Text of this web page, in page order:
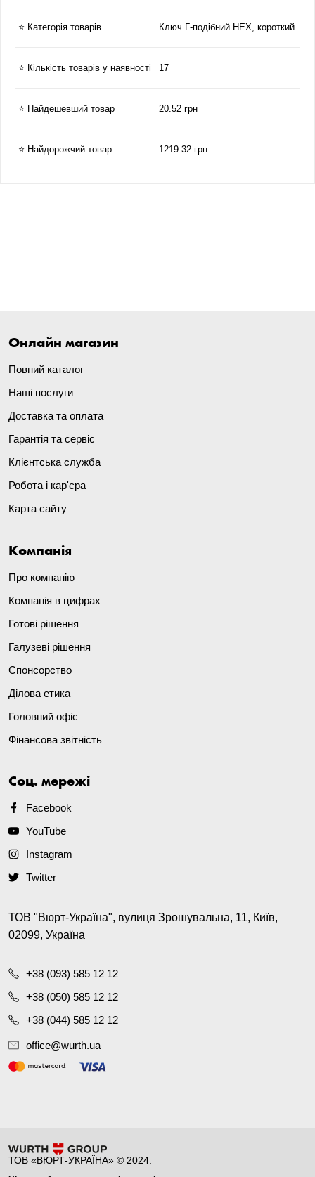
⭐ Категорія товарів Ключ Г-подібний HEX, короткий
⭐ Кількість товарів у наявності 17
⭐ Найдешевший товар 20.52 грн
⭐ Найдорожчий товар 1219.32 грн
Онлайн магазин
Повний каталог
Наші послуги
Доставка та оплата
Гарантія та сервіс
Клієнтська служба
Робота і кар'єра
Карта сайту
Компанія
Про компанію
Компанія в цифрах
Готові рішення
Галузеві рішення
Спонсорство
Ділова етика
Головний офіс
Фінансова звітність
Соц. мережі
Facebook
YouTube
Instagram
Twitter
ТОВ "Вюрт-Україна", вулиця Зрошувальна, 11, Київ,
02099, Україна
+38 (093) 585 12 12
+38 (050) 585 12 12
+38 (044) 585 12 12
office@wurth.ua
ТОВ «ВЮРТ-УКРАЇНА» © 2024.